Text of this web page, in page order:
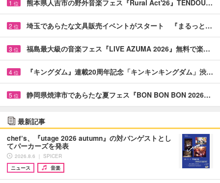
1 位 熊本県人吉市の野外音楽フェス『Rural Act'26』TENDOU…
2 位 埼玉であらたな文具販売イベントがスタート 『まるっと…
3 位 福島最大級の音楽フェス『LIVE AZUMA 2026』無料で楽…
4 位 『キングダム』連載20周年記念「キンキンキングダム」渋…
5 位 静岡県焼津市であらたな夏フェス『BON BON BON 2026…
最新記事
chef’s、『utage 2026 autumn』の対バンゲストとし
てパーカーズを発表
2026.8.6 ｜ SPICER
ニュース
音楽